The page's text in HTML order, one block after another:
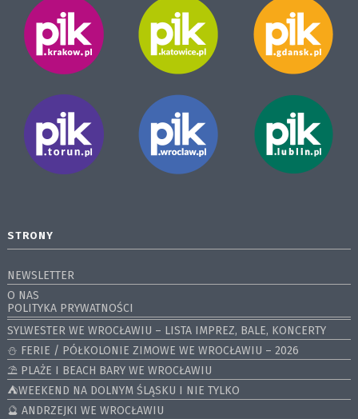
STRONY
NEWSLETTER
O NAS
POLITYKA PRYWATNOŚCI
SYLWESTER WE WROCŁAWIU – LISTA IMPREZ, BALE, KONCERTY
⛄️ FERIE / PÓŁKOLONIE ZIMOWE WE WROCŁAWIU – 2026
⛱️ PLAŻE I BEACH BARY WE WROCŁAWIU
⛺️WEEKEND NA DOLNYM ŚLĄSKU I NIE TYLKO
🔮 ANDRZEJKI WE WROCŁAWIU